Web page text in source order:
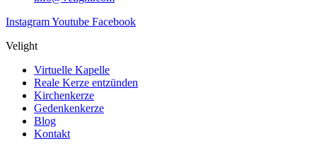
InstagramYoutube Facebook
Velight
Virtuelle Kapelle
Reale Kerze entzünden
Kirchenkerze
Gedenkenkerze
Blog
Kontakt